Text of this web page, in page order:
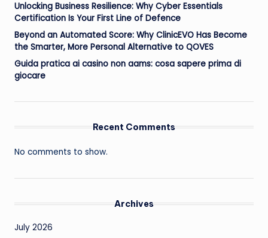
Unlocking Business Resilience: Why Cyber Essentials
Certification Is Your First Line of Defence
Beyond an Automated Score: Why ClinicEVO Has Become
the Smarter, More Personal Alternative to QOVES
Guida pratica ai casino non aams: cosa sapere prima di
giocare
Recent Comments
No comments to show.
Archives
July 2026